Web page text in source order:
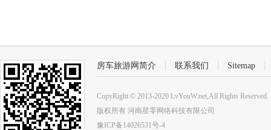
房车旅游网简介 联系我们 Sitemap
CopyRight © 2013-2020 LvYouW.net,All Rights Reserved.
版权所有 河南星零网络科技有限公司
豫ICP备14026531号-4